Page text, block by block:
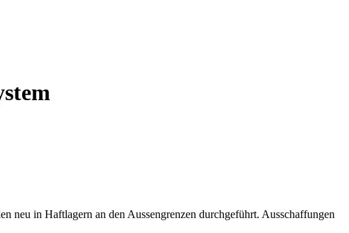
neu in Haftlagern an den Aussengrenzen durchgeführt. Ausschaffungen